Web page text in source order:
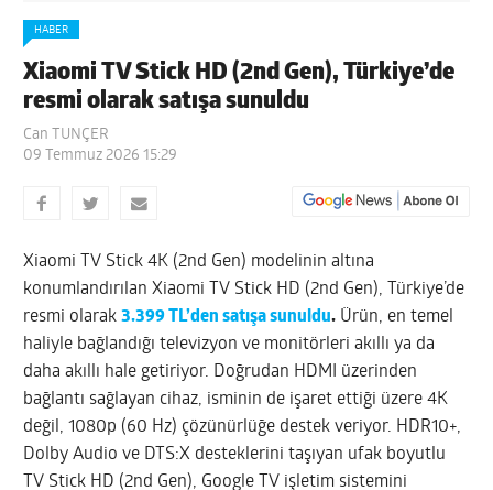
HABER
Xiaomi TV Stick HD (2nd Gen), Türkiye’de
resmi olarak satışa sunuldu
Can TUNÇER
09 Temmuz 2026 15:29
Xiaomi TV Stick 4K (2nd Gen) modelinin altına
konumlandırılan Xiaomi TV Stick HD (2nd Gen), Türkiye’de
resmi olarak3.399 TL’den satışa sunuldu. Ürün, en temel
haliyle bağlandığı televizyon ve monitörleri akıllı ya da
daha akıllı hale getiriyor. Doğrudan HDMI üzerinden
bağlantı sağlayan cihaz, isminin de işaret ettiği üzere 4K
değil, 1080p (60 Hz) çözünürlüğe destek veriyor. HDR10+,
Dolby Audio ve DTS:X desteklerini taşıyan ufak boyutlu
TV Stick HD (2nd Gen), Google TV işletim sistemini